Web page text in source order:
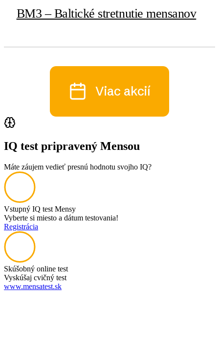
BM3 – Baltické stretnutie mensanov
Viac akcií
IQ test pripravený Mensou
Máte záujem vedieť presnú hodnotu svojho IQ?
Vstupný IQ test Mensy
Vyberte si miesto a dátum testovania!
Registrácia
Skúšobný online test
Vyskúšaj cvičný test
www.mensatest.sk